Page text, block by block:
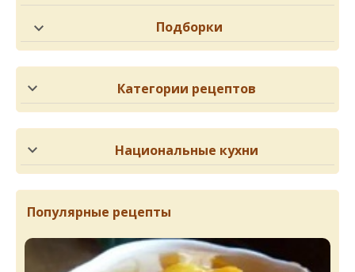
Подборки
Категории рецептов
Национальные кухни
Популярные рецепты